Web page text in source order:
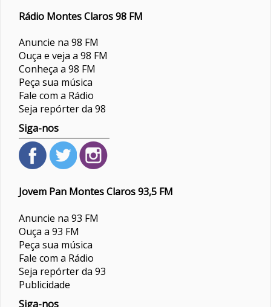
Rádio Montes Claros 98 FM
Anuncie na 98 FM
Ouça e veja a 98 FM
Conheça a 98 FM
Peça sua música
Fale com a Rádio
Seja repórter da 98
Siga-nos
Jovem Pan Montes Claros 93,5 FM
Anuncie na 93 FM
Ouça a 93 FM
Peça sua música
Fale com a Rádio
Seja repórter da 93
Publicidade
Siga-nos